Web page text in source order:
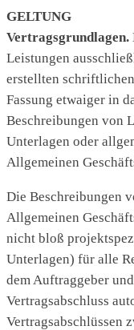
GELTUNG
Vertragsgrundlagen.
Leistungen
erstellten
Fassung etwaiger in
Beschreibungen von
Unterlagen oder
Allgemeinen
Die Beschreibungen
Allgemeinen
nicht bloß
Unterlagen) für alle
dem Auftraggeber
Vertragsabschluss
Vertragsabschlüssen